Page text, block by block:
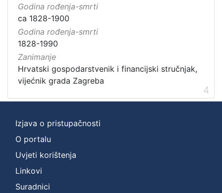
Godina rođenja-smrti
ca 1828-1900
Godina rođenja-smrti
1828-1990
Zanimanje
Hrvatski gospodarstvenik i financijski stručnjak,
vijećnik grada Zagreba
4
Izjava o pristupačnosti
O portalu
Uvjeti korištenja
Linkovi
Suradnici